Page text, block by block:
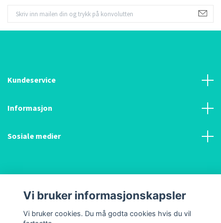
Kundeservice
Informasjon
Sosiale medier
Vi bruker informasjonskapsler
Vi bruker cookies. Du må godta cookies hvis du vil